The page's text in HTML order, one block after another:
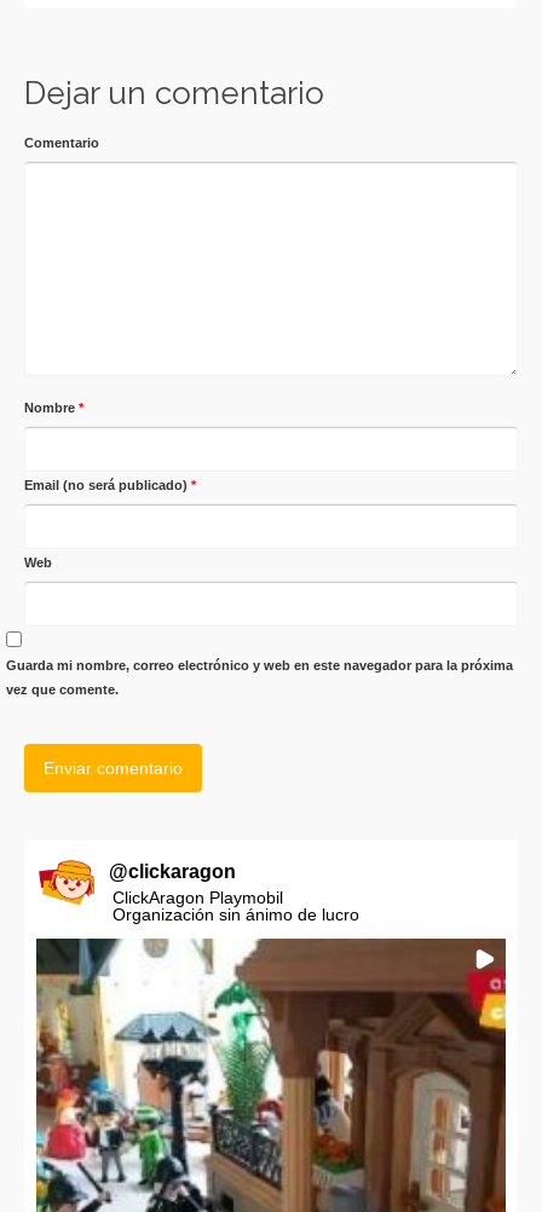
Dejar un comentario
Comentario
Nombre *
Email (no será publicado) *
Web
Guarda mi nombre, correo electrónico y web en este navegador para la próxima
vez que comente.
@clickaragon
ClickAragon Playmobil
Organización sin ánimo de lucro